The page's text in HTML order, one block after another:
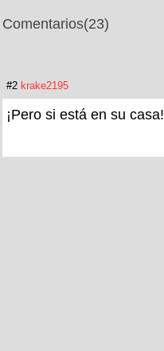
Comentarios(23)
#2 krake2195
¡Pero si está en su casa!